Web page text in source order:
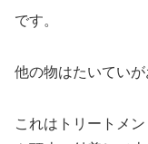
です。
他の物はたいていが
これはトリートメ